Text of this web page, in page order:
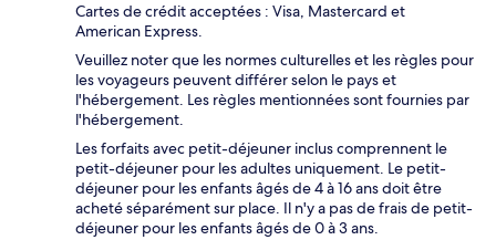
Cartes de crédit acceptées : Visa, Mastercard et
American Express.
Veuillez noter que les normes culturelles et les règles pour
les voyageurs peuvent différer selon le pays et
l'hébergement. Les règles mentionnées sont fournies par
l'hébergement.
Les forfaits avec petit-déjeuner inclus comprennent le
petit-déjeuner pour les adultes uniquement. Le petit-
déjeuner pour les enfants âgés de 4 à 16 ans doit être
acheté séparément sur place. Il n'y a pas de frais de petit-
déjeuner pour les enfants âgés de 0 à 3 ans.